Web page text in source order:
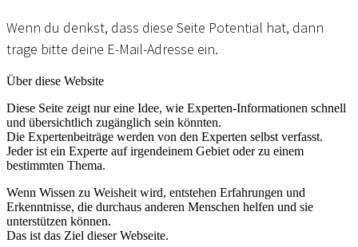
Wenn du denkst, dass diese Seite Potential hat, dann
trage bitte deine E-Mail-Adresse ein.
Über diese Website
Diese Seite zeigt nur eine Idee, wie Experten-Informationen schnell
und übersichtlich zugänglich sein könnten.
Die Expertenbeiträge werden von den Experten selbst verfasst.
Jeder ist ein Experte auf irgendeinem Gebiet oder zu einem
bestimmten Thema.
Wenn Wissen zu Weisheit wird, entstehen Erfahrungen und
Erkenntnisse, die durchaus anderen Menschen helfen und sie
unterstützen können.
Das ist das Ziel dieser Webseite.